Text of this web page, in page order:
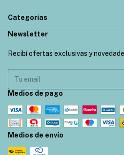
Categorías
Newsletter
Recibí ofertas exclusivas y
Medios de pago
Medios de envío